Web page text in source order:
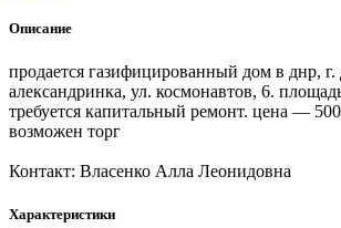
Описание
продается газифицированный дом в днр, г.
александринка, ул. космонавтов, 6.
требуется капитальный ремонт. цена —
возможен торг
Контакт: Власенко Алла Леонидовна
Характеристики